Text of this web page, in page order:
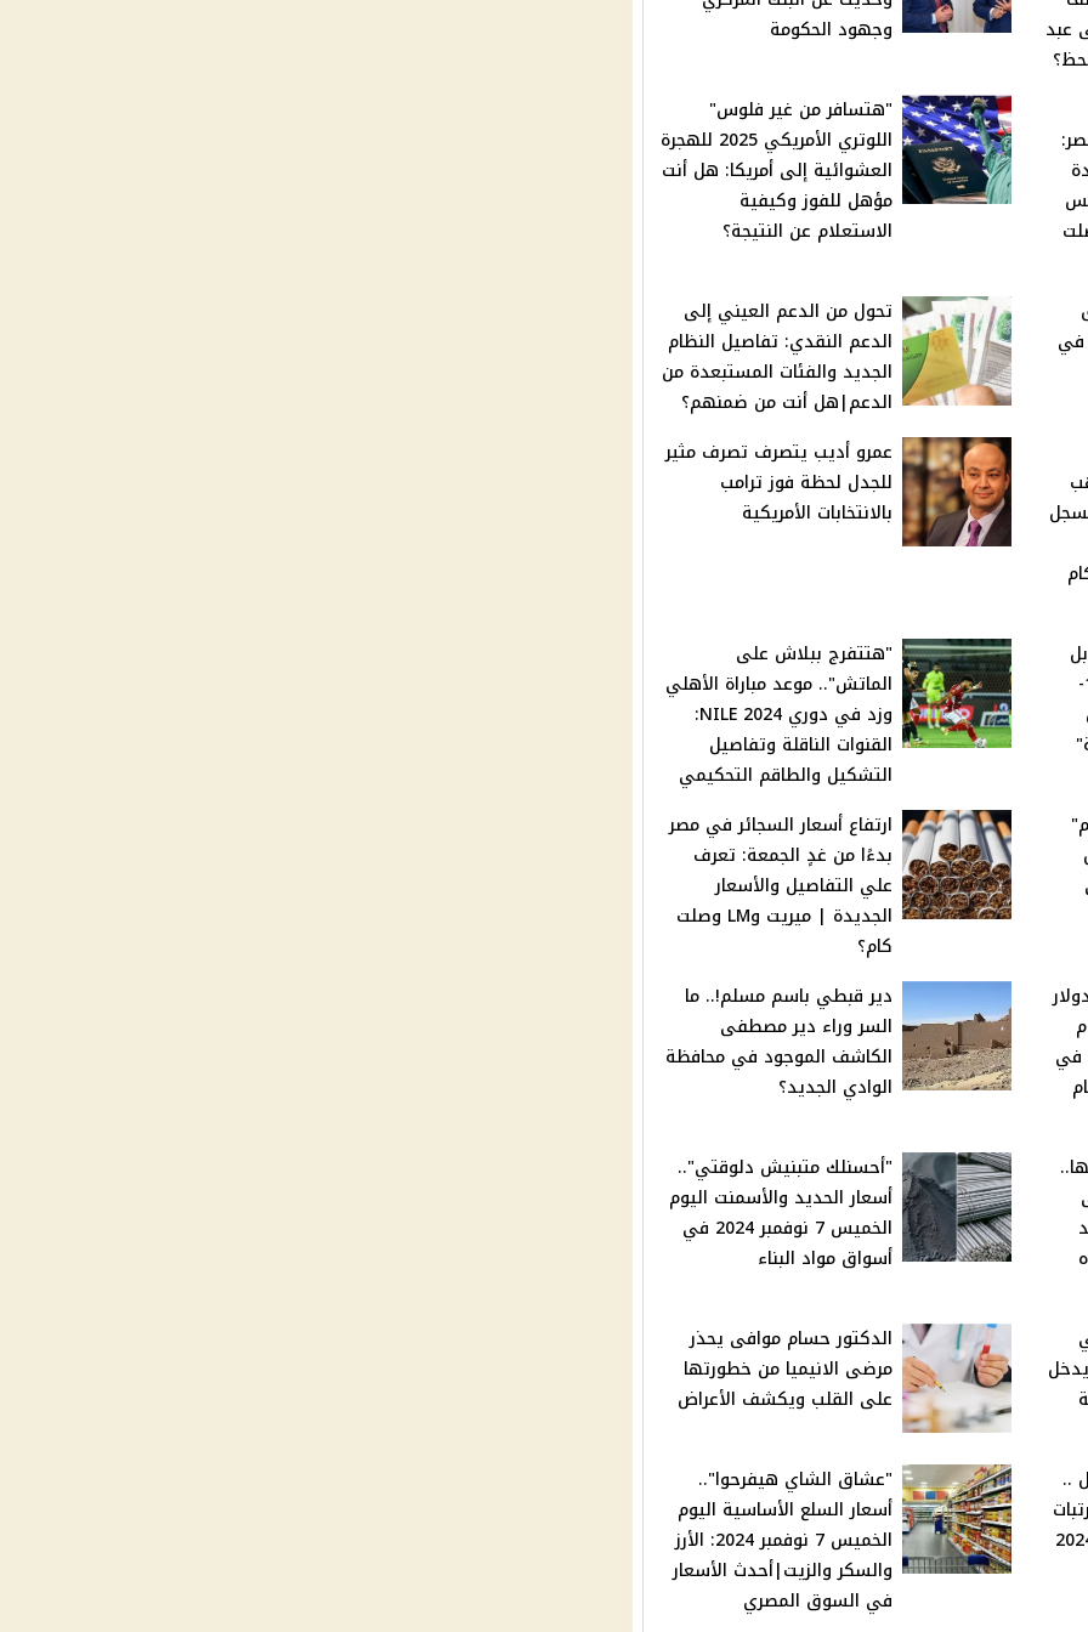
عبد
وجهود الحكومة
"هتسافر من غير فلوس"
اللوتري الأمريكي 2025 للهجرة
العشوائية إلى أمريكا: هل أنت
مؤهل للفوز وكيفية
الاستعلام عن النتيجة؟
في
تحول من الدعم العيني إلى
الدعم النقدي: تفاصيل النظام
الجديد والفئات المستبعدة من
الدعم|هل أنت من ضمنهم؟
عيار 21 يسجل
عمرو أديب يتصرف تصرف مثير
للجدل لحظة فوز ترامب
بالانتخابات الأمريكية
الجنيه المصري اليوم 7-11-
"هتتفرج ببلاش على
الماتش".. موعد مباراة الأهلي
وزد في دوري NILE 2024:
القنوات الناقلة وتفاصيل
التشكيل والطاقم التحكيمي
ارتفاع أسعار السجائر في مصر
بدءًا من غدٍ الجمعة: تعرف
علي التفاصيل والأسعار
الجديدة | ميريت وLM وصلت
كام؟
تعاملات اليوم 7-11-2024 في
دير قبطي باسم مسلم!.. ما
السر وراء دير مصطفى
الكاشف الموجود في محافظة
الوادي الجديد؟
"أحسنلك متبنيش دلوقتي"..
أسعار الحديد والأسمنت اليوم
الخميس 7 نوفمبر 2024 في
أسواق مواد البناء
الدكتور حسام موافى يحذر
مرضى الانيميا من خطورتها
على القلب ويكشف الأعراض
..
"عشاق الشاي هيفرحوا"..
أسعار السلع الأساسية اليوم
الخميس 7 نوفمبر 2024: الأرز
والسكر والزيت|أحدث الأسعار
في السوق المصري